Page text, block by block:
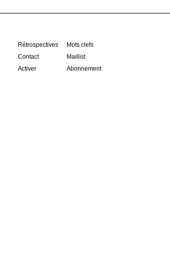
Rétrospectives
Mots clefs
Contact
Maillist
Activer Abonnement